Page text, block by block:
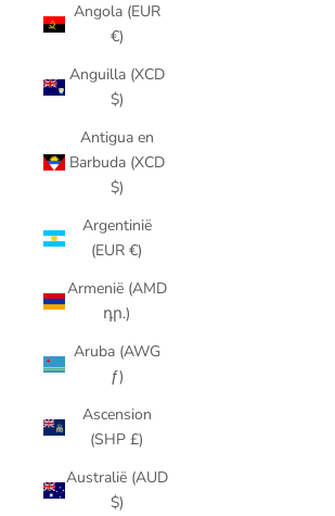
Angola (EUR
€)
Anguilla (XCD
$)
Antigua en
Barbuda (XCD
$)
Argentinië
(EUR €)
Armenië (AMD
դր.)
Aruba (AWG
ƒ)
Ascension
(SHP £)
Australië (AUD
$)